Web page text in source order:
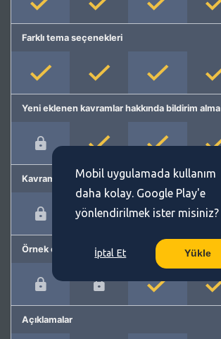
Farklı tema seçenekleri
Yeni eklenen kavramlar hakkında bildirim alma
Kavram önerme
Örnek cümleler
Açıklamalar
Mobil uygulamada kullanım
daha kolay. Google Play'e
yönlendirilmek ister misiniz?
İptal Et Yükle